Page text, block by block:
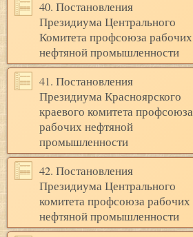
40. Постановления
Президиума Центрального
Комитета профсоюза рабочих
нефтяной промышленности
41. Постановления
Президиума Красноярского
краевого комитета профсоюза
рабочих нефтяной
промышленности
42. Постановления
Президиума Центрального
комитета профсоюза рабочих
нефтяной промышленности